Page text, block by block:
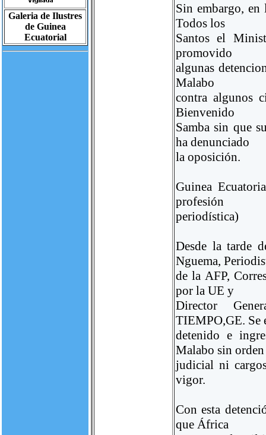
Galeria de Ilustres
de Guinea
Ecuatorial
Sin embargo,
Todos los
Santos el
promovido
algunas
Malabo
contra algunos
Bienvenido
Samba sin que
ha denunciado
la oposición.
Guinea
profesión
periodística)
Desde la tarde
Nguema,
de la AFP,
por la UE y
Director
TIEMPO,GE. Se
detenido e
Malabo sin orden
judicial ni
vigor.
Con esta
que África